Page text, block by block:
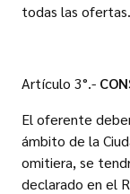
todas las ofertas.
Artículo 3°.-
El oferente
ámbito de la
omitiera, se
declarado en el